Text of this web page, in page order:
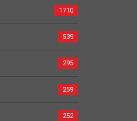
1710
539
295
259
252